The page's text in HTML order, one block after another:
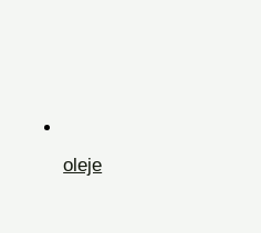
oleje